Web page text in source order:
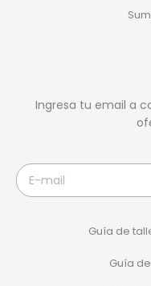
Ingresa tu email a
Guía de
Guía